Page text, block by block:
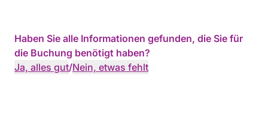
Haben Sie alle Informationen gefunden, die Sie für
die Buchung benötigt haben?
Ja, alles gut/Nein, etwas fehlt